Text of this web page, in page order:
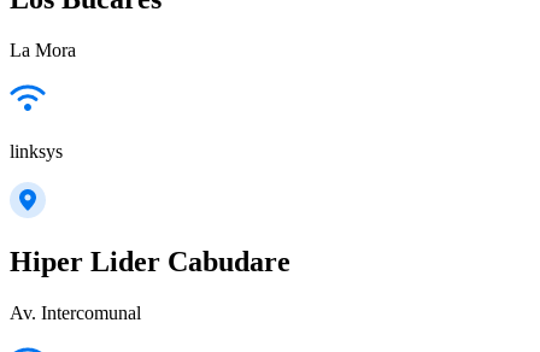
La Mora
linksys
Hiper Lider Cabudare
Av. Intercomunal